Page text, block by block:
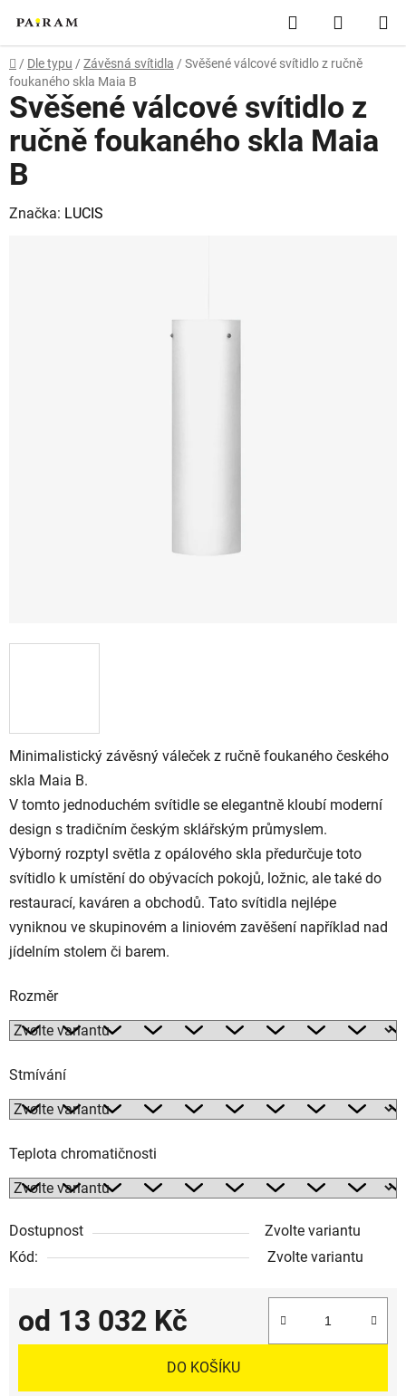
obsah
Hledat
KOŠÍK
Domů
/ Dle typu / Závěsná svítidla / Svěšené válcové svítidlo z ručně
foukaného skla Maia B
Minimalistický závěsný váleček z ručně foukaného českého
skla Maia B.
V tomto jednoduchém svítidle se elegantně kloubí moderní
design s tradičním českým sklářským průmyslem.
Výborný rozptyl světla z opálového skla předurčuje toto
svítidlo k umístění do obývacích pokojů, ložnic, ale také do
restaurací, kaváren a obchodů. Tato svítidla nejlépe
vyniknou ve skupinovém a liniovém zavěšení například nad
jídelním stolem či barem.
Rozměr
Stmívání
Teplota chromatičnosti
Dostupnost
Zvolte variantu
Kód:
Zvolte variantu
od 13 032 Kč
Měrná cena:
DO KOŠÍKU
Svěšené válcové svítidlo z
ručně foukaného skla Maia
B
Značka: LUCIS